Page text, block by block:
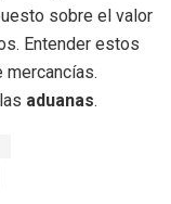
sobre el valor
Entender estos
aduanas.